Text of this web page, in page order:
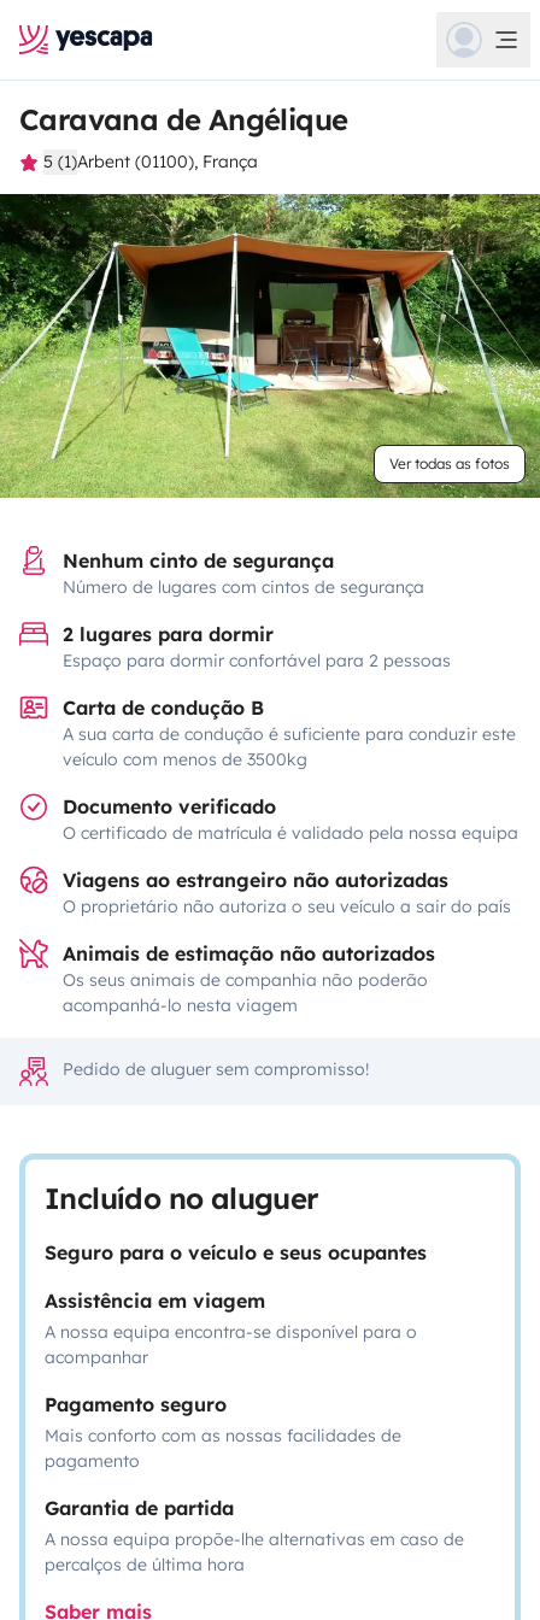
Caravana de Angélique
5 (1)Arbent (01100), França
Ver todas as fotos
Nenhum cinto de segurança
Número de lugares com cintos de segurança
2 lugares para dormir
Espaço para dormir confortável para 2 pessoas
Carta de condução B
A sua carta de condução é suficiente para conduzir este
veículo com menos de 3500kg
Documento verificado
O certificado de matrícula é validado pela nossa equipa
Viagens ao estrangeiro não autorizadas
O proprietário não autoriza o seu veículo a sair do país
Animais de estimação não autorizados
Os seus animais de companhia não poderão
acompanhá-lo nesta viagem
Pedido de aluguer sem compromisso!
Incluído no aluguer
Seguro para o veículo e seus ocupantes
Assistência em viagem
A nossa equipa encontra-se disponível para o
acompanhar
Pagamento seguro
Mais conforto com as nossas facilidades de
pagamento
Garantia de partida
A nossa equipa propõe-lhe alternativas em caso de
percalços de última hora
Saber mais